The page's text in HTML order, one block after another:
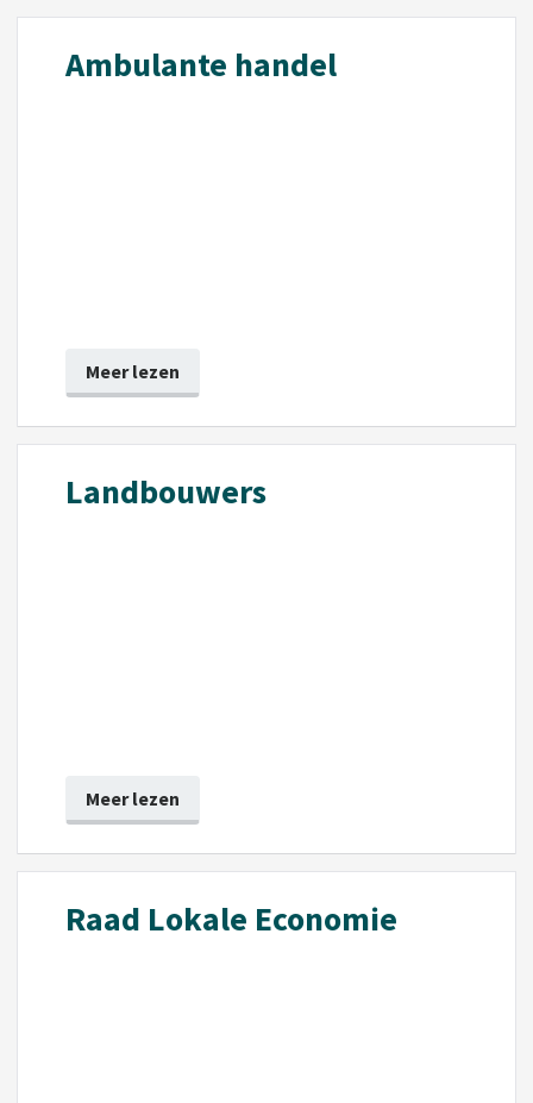
Ambulante handel
Meer lezen
Landbouwers
Meer lezen
Raad Lokale Economie